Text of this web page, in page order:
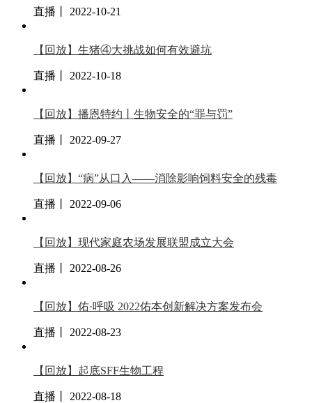
直播丨 2022-10-21
【回放】生猪④大挑战如何有效避坑
直播丨 2022-10-18
【回放】播恩特约丨生物安全的“罪与罚”
直播丨 2022-09-27
【回放】“病”从口入——消除影响饲料安全的残毒
直播丨 2022-09-06
【回放】现代家庭农场发展联盟成立大会
直播丨 2022-08-26
【回放】佑·呼吸 2022佑本创新解决方案发布会
直播丨 2022-08-23
【回放】起底SFF生物工程
直播丨 2022-08-18